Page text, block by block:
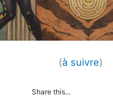
(à suivre)
Share this...